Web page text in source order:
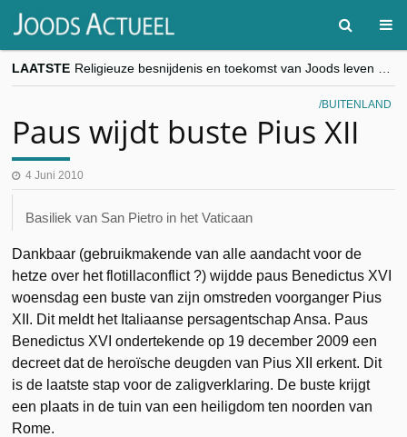
LAATSTE
“Besnijdenisdebat toont hoe moeilijk seculiere Westen minderheden begrijpt”, Jinnih Beels (Vooruit)
CITYTRIP | ROEMENIË – Boekarest: de verrassing van Oost-Europa
BUITENLAND
Paus wijdt buste Pius XII
4 Juni 2010
Basiliek van San Pietro in het Vaticaan
Dankbaar (gebruikmakende van alle aandacht voor de
hetze over het flotillaconflict ?) wijdde paus Benedictus XVI
woensdag een buste van zijn omstreden voorganger Pius
XII. Dit meldt het Italiaanse persagentschap Ansa. Paus
Benedictus XVI ondertekende op 19 december 2009 een
decreet dat de heroïsche deugden van Pius XII erkent. Dit
is de laatste stap voor de zaligverklaring. De buste krijgt
een plaats in de tuin van een heiligdom ten noorden van
Rome.